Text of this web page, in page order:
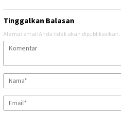
Tinggalkan Balasan
Alamat email Anda tidak akan dipublikasikan.